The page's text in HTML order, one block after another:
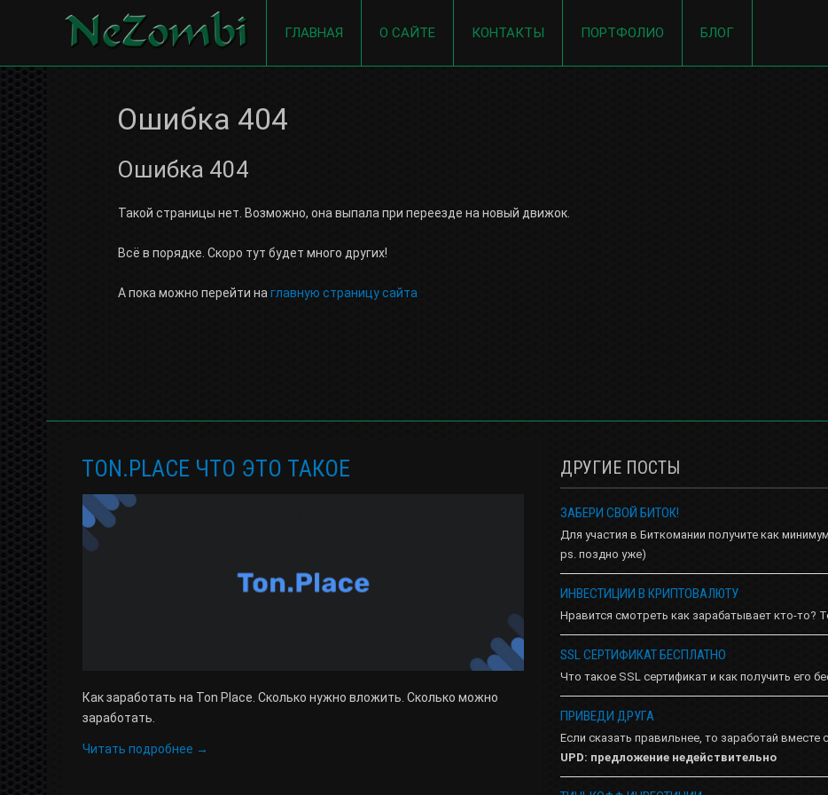
ГЛАВНАЯ О САЙТЕ КОНТАКТЫ ПОРТФОЛИО БЛОГ
Ошибка 404
Ошибка 404
Такой страницы нет. Возможно, она выпала при переезде на новый движок.
Всё в порядке. Скоро тут будет много других!
А пока можно перейти на главную страницу сайта
TON.PLACE ЧТО ЭТО ТАКОЕ
Как заработать на Ton Place. Сколько нужно вложить. Сколько можно
заработать.
Читать подробнее →
ДРУГИЕ ПОСТЫ
ЗАБЕРИ СВОЙ БИТОК!
Для участия в Биткомании получите как
ps. поздно уже)
ИНВЕСТИЦИИ В КРИПТОВАЛЮТУ
Нравится смотреть как зарабатывает кто-то?
SSL СЕРТИФИКАТ БЕСПЛАТНО
Что такое SSL сертификат и как получить его
ПРИВЕДИ ДРУГА
Если сказать правильнее, то заработай вместе
UPD: предложение недействительно